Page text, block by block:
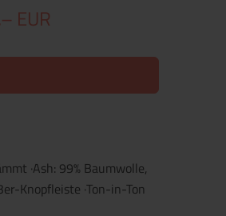
EUR
·Ash: 99% Baumwolle,
Knopfleiste ·Ton-in-Ton